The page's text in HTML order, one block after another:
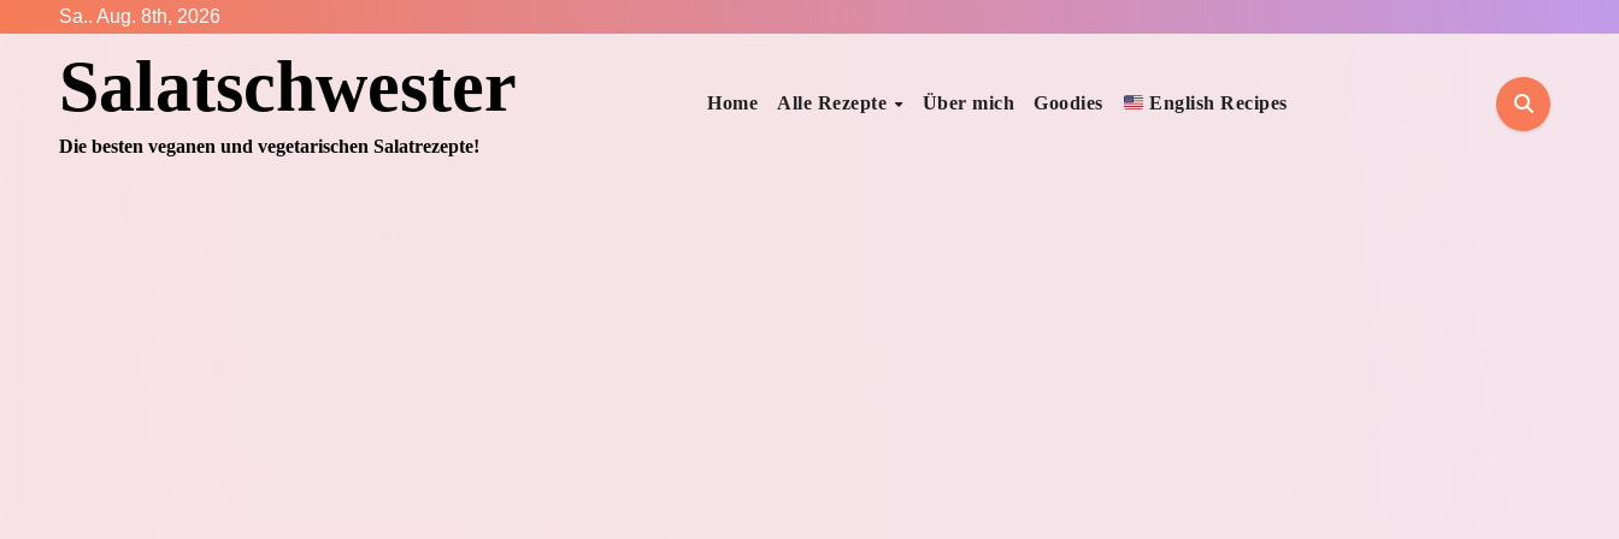
springen
Sa.. Aug. 8th, 2026
Salatschwester
Die besten veganen und vegetarischen Salatrezepte!
Home Alle Rezepte Über mich Goodies English Recipes